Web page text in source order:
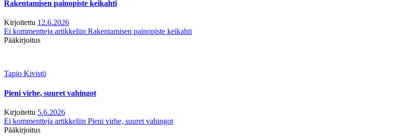
Rakentamisen painopiste keikahti
Kirjoitettu 12.6.2026
Ei kommentteja artikkeliin Rakentamisen painopiste keikahti
Pääkirjoitus
Tapio Kivistö
Pieni virhe, suuret vahingot
Kirjoitettu 5.6.2026
Ei kommentteja artikkeliin Pieni virhe, suuret vahingot
Pääkirjoitus